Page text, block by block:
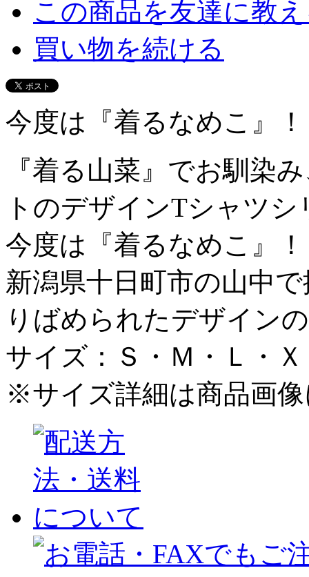
この商品を友達に教
買い物を続ける
今度は『着るなめこ』
『着る山菜』でお馴染
トのデザインTシャツシ
今度は『着るなめこ』
新潟県十日町市の山中
りばめられたデザイン
サイズ：Ｓ・Ｍ・Ｌ・
※サイズ詳細は商品画